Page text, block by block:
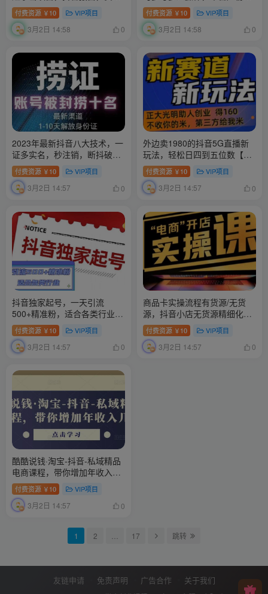
互动直播【内含详细教程】
付费资源 ￥ 10 VIP项目
3月2日 14:58 0
100+
付费资源 ￥ 10 VIP项目
3月2日 14:58 0
2023年最新抖音八大技术，一
证多实名，秒注销，断抖破投
流，永久捞证，钱包注销，跳
人脸识别，蓝V多实
付费资源 ￥ 10 VIP项目
3月2日 14:57 0
外边卖1980的抖音5G直播新
玩法，轻松日四到五位数【详
细玩法教程】
付费资源 ￥ 10 VIP项目
3月2日 14:57 0
抖音独家起号，一天引流
500+精准粉，适合各类行业
（9节视频课）
付费资源 ￥ 10 VIP项目
3月2日 14:57 0
商品卡实操流程有货源/无货
源，抖音小店无货源精细化的
全套流程，抖音小店不动销起
店的流程
付费资源 ￥ 10 VIP项目
3月2日 14:57 0
酷酷说钱·淘宝-抖音-私域精品‬
电商课程，带你增加年收入几
十万
付费资源 ￥ 10 VIP项目
3月2日 14:57 0
1 2 17 跳转
友链申请 免责声明 广告合作 关于我们